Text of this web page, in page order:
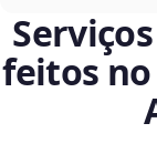
feitos